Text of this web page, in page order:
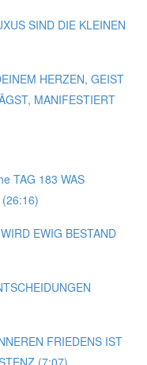
SIND DIE KLEINEN
HERZEN, GEIST
MANIFESTIERT
TAG 183 WAS
EWIG BESTAND
FRIEDENS IST
(7:07)